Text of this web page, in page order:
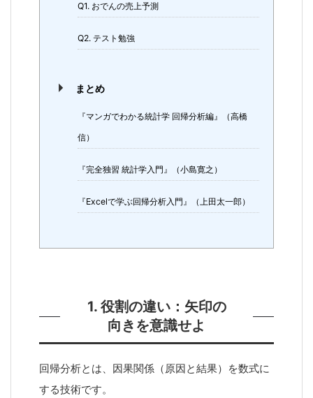
Q1. おでんの売上予測
Q2. テスト勉強
まとめ
『マンガでわかる統計学 回帰分析編』（高橋
信）
『完全独習 統計学入門』（小島寛之）
『Excelで学ぶ回帰分析入門』（上田太一郎）
1. 役割の違い：矢印の
向きを意識せよ
回帰分析とは、因果関係（原因と結果）を数式に
する技術です。